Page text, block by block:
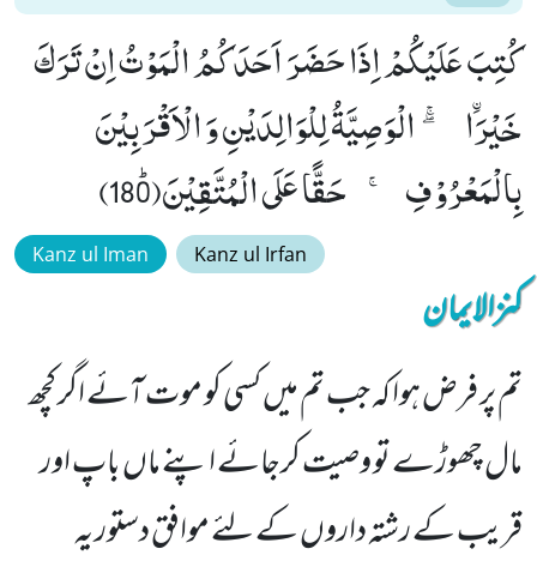
كُتِبَ عَلَیْكُمْ اِذَا حَضَرَ اَحَدَكُمُ الْمَوْتُ اِنْ تَرَكَ
خَیْرَاﰳ -ۖۚ - الْوَصِیَّةُ لِلْوَالِدَیْنِ وَ الْاَقْرَبِیْنَ
بِالْمَعْرُوْفِ-ۚ--حَقًّا عَلَى الْمُتَّقِیْنَﭤ(180)
Kanz ul Iman Kanz ul Irfan
کنزالایمان
تم پر فرض ہوا کہ جب تم میں کسی کو موت آئے اگر کچھ
مال چھوڑے تو وصیت کرجائے اپنے ماں باپ اور
قریب کے رشتہ داروں کے لئے موافق دستور یہ